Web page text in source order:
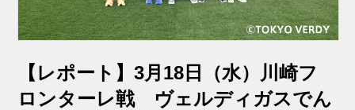
【レポート】3月18日（水）川崎フ
ロンターレ戦 ヴェルディガスでん